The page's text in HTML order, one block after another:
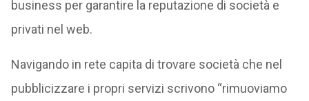
business per garantire la reputazione di società e
privati nel web.
Navigando in rete capita di trovare società che nel
pubblicizzare i propri servizi scrivono “rimuoviamo